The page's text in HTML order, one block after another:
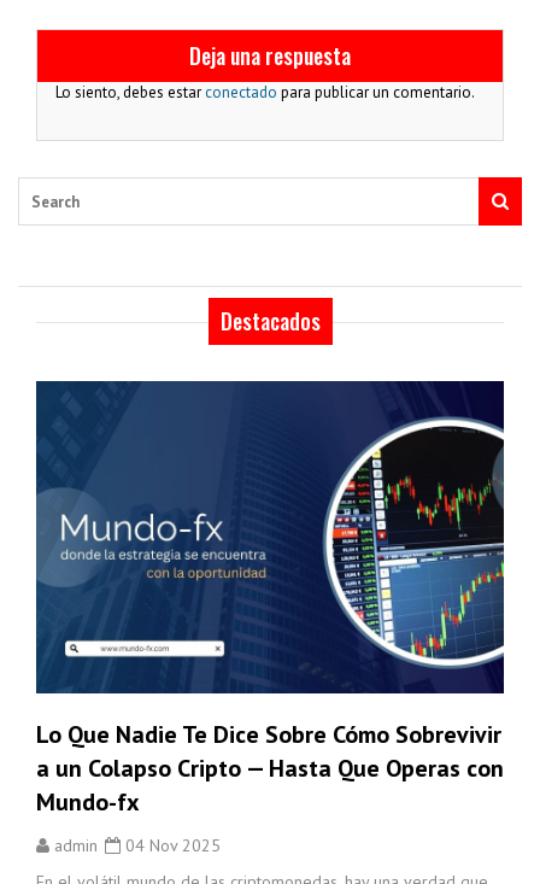
Deja una respuesta
Lo siento, debes estarconectado para publicar un comentario.
Destacados
Lo Que Nadie Te Dice Sobre Cómo Sobrevivir
a un Colapso Cripto — Hasta Que Operas con
Mundo-fx
admin
04 Nov 2025